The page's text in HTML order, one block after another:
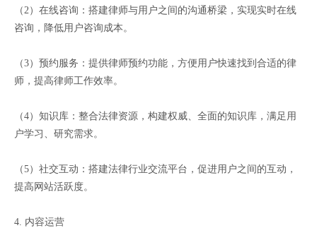
（2）在线咨询：搭建律师与用户之间的沟通桥梁，实现实时在线
咨询，降低用户咨询成本。
（3）预约服务：提供律师预约功能，方便用户快速找到合适的律
师，提高律师工作效率。
（4）知识库：整合法律资源，构建权威、全面的知识库，满足用
户学习、研究需求。
（5）社交互动：搭建法律行业交流平台，促进用户之间的互动，
提高网站活跃度。
4. 内容运营